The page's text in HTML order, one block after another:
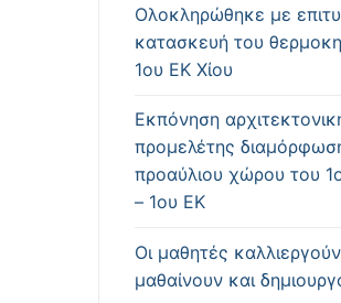
Oλοκληρώθηκε με
κατασκευή του
1ου ΕΚ Χίου
Εκπόνηση
προμελέτης
προαύλιου χώρου του
– 1ου ΕΚ
Οι μαθητές
μαθαίνουν και